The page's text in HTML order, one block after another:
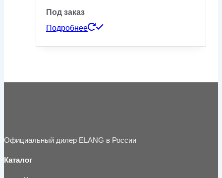
Под заказ
Подробнее
Официальный дилер ELANG в России
Каталог